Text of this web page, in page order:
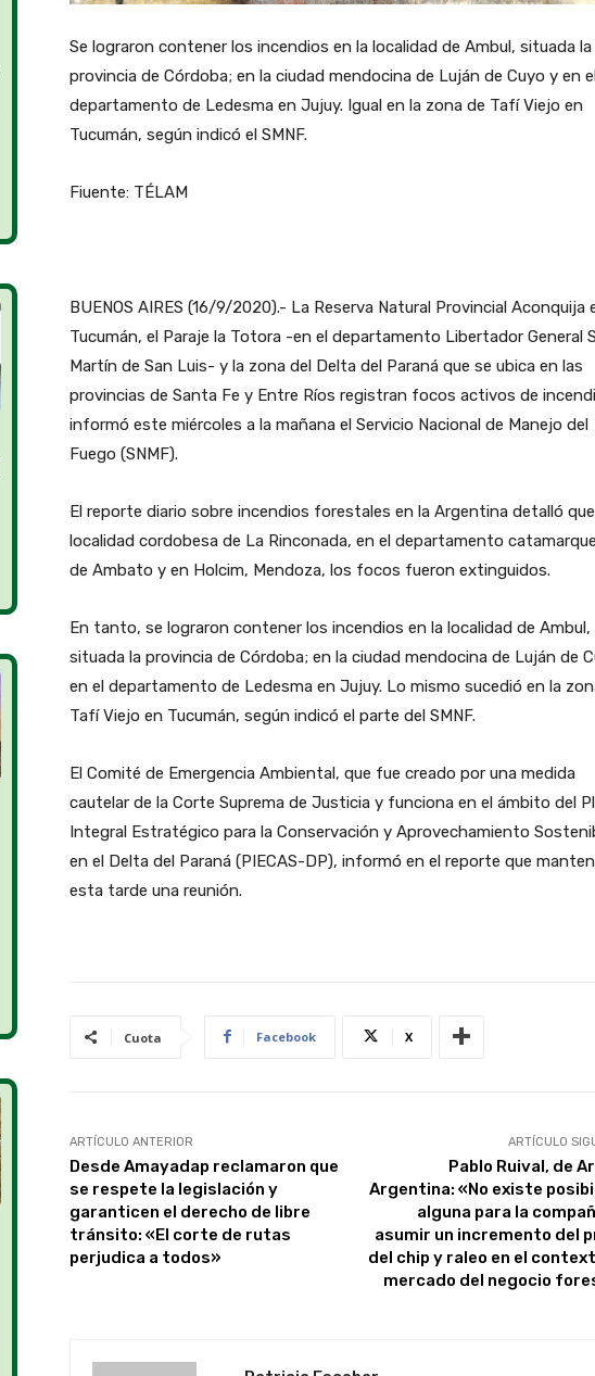
Se lograron contener los incendios en la localidad de Ambul, situada la
provincia de Córdoba; en la ciudad mendocina de Luján de Cuyo y en
departamento de Ledesma en Jujuy. Igual en la zona de Tafí Viejo en
Tucumán, según indicó el SMNF.
Fiuente: TÉLAM
BUENOS AIRES (16/9/2020).- La Reserva Natural Provincial Aconquija
Tucumán, el Paraje la Totora -en el departamento Libertador General
Martín de San Luis- y la zona del Delta del Paraná que se ubica en las
provincias de Santa Fe y Entre Ríos registran focos activos de
informó este miércoles a la mañana el Servicio Nacional de Manejo del
Fuego (SNMF).
El reporte diario sobre incendios forestales en la Argentina detalló
localidad cordobesa de La Rinconada, en el departamento
de Ambato y en Holcim, Mendoza, los focos fueron extinguidos.
En tanto, se lograron contener los incendios en la localidad de Ambul,
situada la provincia de Córdoba; en la ciudad mendocina de Luján de
en el departamento de Ledesma en Jujuy. Lo mismo sucedió en la
Tafí Viejo en Tucumán, según indicó el parte del SMNF.
El Comité de Emergencia Ambiental, que fue creado por una medida
cautelar de la Corte Suprema de Justicia y funciona en el ámbito del
Integral Estratégico para la Conservación y Aprovechamiento
en el Delta del Paraná (PIECAS-DP), informó en el reporte que
esta tarde una reunión.
Cuota Facebook X
ARTÍCULO ANTERIOR
Desde Amayadap reclamaron que
se respete la legislación y
garanticen el derecho de libre
tránsito: «El corte de rutas
perjudica a todos»
ARTÍCULO
Pablo Ruival, de
Argentina: «No existe
alguna para la
asumir un incremento del
del chip y raleo en el
mercado del negocio